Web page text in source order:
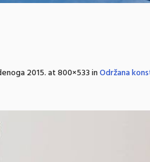
2015.at 800×533 inOdržana